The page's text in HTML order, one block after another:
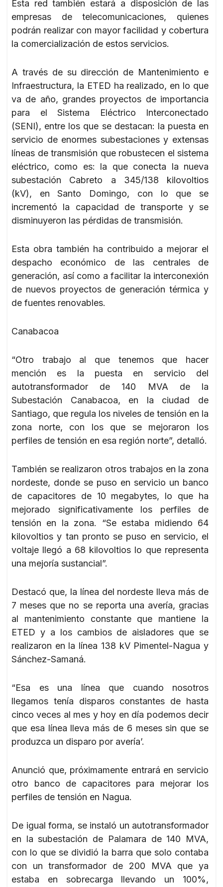
Esta red también estará a disposición de las
empresas de telecomunicaciones, quienes
podrán realizar con mayor facilidad y cobertura
la comercialización de estos servicios.
A través de su dirección de Mantenimiento e
Infraestructura, la ETED ha realizado, en lo que
va de año, grandes proyectos de importancia
para el Sistema Eléctrico Interconectado
(SENI), entre los que se destacan: la puesta en
servicio de enormes subestaciones y extensas
líneas de transmisión que robustecen el sistema
eléctrico, como es: la que conecta la nueva
subestación Cabreto a 345/138 kilovoltios
(kV), en Santo Domingo, con lo que se
incrementó la capacidad de transporte y se
disminuyeron las pérdidas de transmisión.
Esta obra también ha contribuido a mejorar el
despacho económico de las centrales de
generación, así como a facilitar la interconexión
de nuevos proyectos de generación térmica y
de fuentes renovables.
Canabacoa
“Otro trabajo al que tenemos que hacer
mención es la puesta en servicio del
autotransformador de 140 MVA de la
Subestación Canabacoa, en la ciudad de
Santiago, que regula los niveles de tensión en la
zona norte, con los que se mejoraron los
perfiles de tensión en esa región norte”, detalló.
También se realizaron otros trabajos en la zona
nordeste, donde se puso en servicio un banco
de capacitores de 10 megabytes, lo que ha
mejorado significativamente los perfiles de
tensión en la zona. “Se estaba midiendo 64
kilovoltios y tan pronto se puso en servicio, el
voltaje llegó a 68 kilovoltios lo que representa
una mejoría sustancial”.
Destacó que, la línea del nordeste lleva más de
7 meses que no se reporta una avería, gracias
al mantenimiento constante que mantiene la
ETED y a los cambios de aisladores que se
realizaron en la línea 138 kV Pimentel-Nagua y
Sánchez-Samaná.
“Esa es una línea que cuando nosotros
llegamos tenía disparos constantes de hasta
cinco veces al mes y hoy en día podemos decir
que esa línea lleva más de 6 meses sin que se
produzca un disparo por avería’.
Anunció que, próximamente entrará en servicio
otro banco de capacitores para mejorar los
perfiles de tensión en Nagua.
De igual forma, se instaló un autotransformador
en la subestación de Palamara de 140 MVA,
con lo que se dividió la barra que solo contaba
con un transformador de 200 MVA que ya
estaba en sobrecarga llevando un 100%,